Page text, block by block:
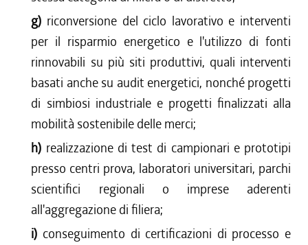
g) riconversione del ciclo lavorativo e interventi
per il risparmio energetico e l'utilizzo di fonti
rinnovabili su più siti produttivi, quali interventi
basati anche su audit energetici, nonché progetti
di simbiosi industriale e progetti finalizzati alla
mobilità sostenibile delle merci;
h) realizzazione di test di campionari e prototipi
presso centri prova, laboratori universitari, parchi
scientifici regionali o imprese aderenti
all'aggregazione di filiera;
i) conseguimento di certificazioni di processo e